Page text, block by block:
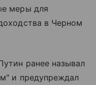
меры для
в Черном
ранее называл
и предупреждал